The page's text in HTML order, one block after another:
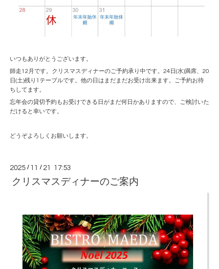
いつもありがとうございます。
師走12月です。クリスマスディナーのご予約承り中です。24日(水)満席、20
日(土)残り1テーブルです。他の日はまだまだお受け出来ます。ご予約お待
ちしてます。
忘年会の貸切予約もお受けできる日がまだ何日かありますので、ご検討いた
だけると幸いです。
どうぞよろしくお願いします。
2025 / 11 / 21 17:53
クリスマスディナーのご案内